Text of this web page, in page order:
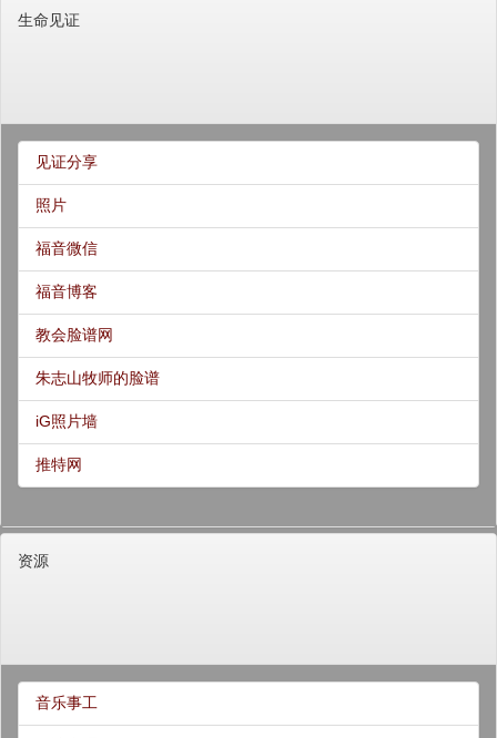
生命见证
见证分享
照片
福音微信
福音博客
教会脸谱网
朱志山牧师的脸谱
iG照片墙
推特网
资源
音乐事工